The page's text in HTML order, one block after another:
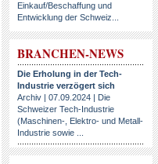
Einkauf/Beschaffung und
Entwicklung der Schweiz...
BRANCHEN-NEWS
Die Erholung in der Tech-
Industrie verzögert sich
Archiv | 07.09.2024 | Die
Schweizer Tech-Industrie
(Maschinen-, Elektro- und Metall-
Industrie sowie ...